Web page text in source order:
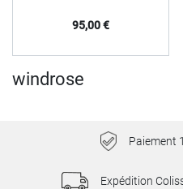
Prix
95,00 €
windrose
Paiement
Expédition